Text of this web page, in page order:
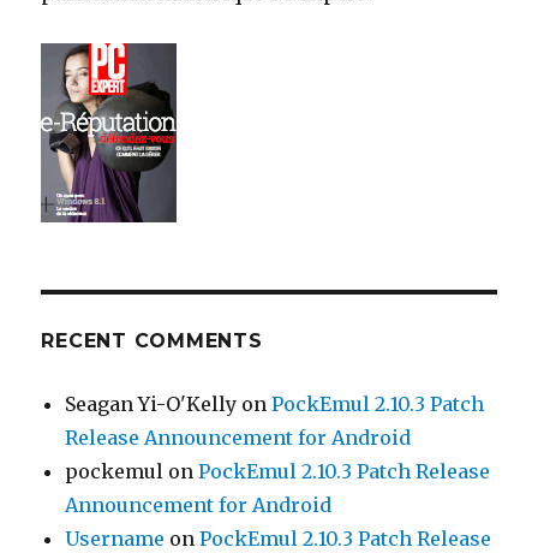
RECENT COMMENTS
Seagan Yi-O'Kelly onPockEmul 2.10.3 Patch
Release Announcement for Android
pockemul onPockEmul 2.10.3 Patch Release
Announcement for Android
Username onPockEmul 2.10.3 Patch Release